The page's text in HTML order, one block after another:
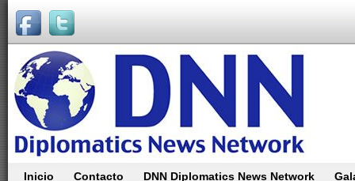
Inicio Contacto DNN Diplomatics News Network